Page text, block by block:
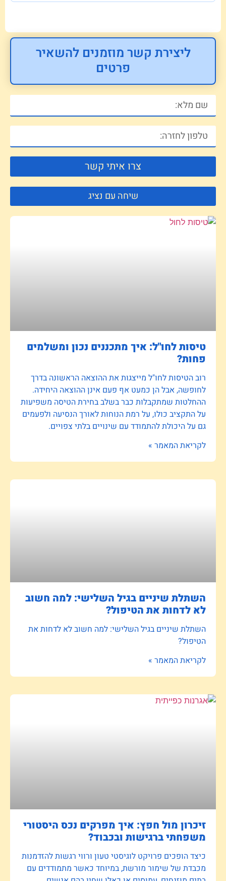
ליצירת קשר מוזמנים להשאיר
פרטים
צרו איתי קשר
שיחה עם נציג
טיסות לחו"ל: איך מתכננים נכון ומשלמים
פחות?
רוב הטיסות לחו"ל מייצגות את ההוצאה הראשונה בדרך
לחופשה, אבל הן כמעט אף פעם אינן ההוצאה היחידה.
ההחלטות שמתקבלות כבר בשלב בחירת הטיסה משפיעות
על התקציב כולו, על רמת הנוחות לאורך הנסיעה ולפעמים
גם על היכולת להתמודד עם שינויים בלתי צפויים.
לקריאת המאמר »
השתלת שיניים בגיל השלישי: למה חשוב
לא לדחות את הטיפול?
השתלת שיניים בגיל השלישי: למה חשוב לא לדחות את
הטיפול?
לקריאת המאמר »
זיכרון מול חפץ: איך מפרקים נכס היסטורי
משפחתי ברגישות ובכבוד?
כיצד הופכים פרויקט לוגיסטי טעון ורווי רגשות להזדמנות
מכבדת של שימור מורשת, במיוחד כאשר מתמודדים עם